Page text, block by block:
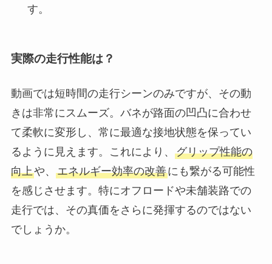
す。
実際の走行性能は？
動画では短時間の走行シーンのみですが、その動
きは非常にスムーズ。バネが路面の凹凸に合わせ
て柔軟に変形し、常に最適な接地状態を保ってい
るように見えます。これにより、 グリップ性能の
向上や、 エネルギー効率の改善にも繋がる可能性
を感じさせます。特にオフロードや未舗装路での
走行では、その真価をさらに発揮するのではない
でしょうか。